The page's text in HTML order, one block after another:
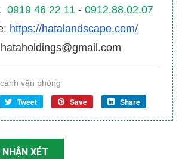
0919 46 22 11 - 0912.88.02.07
https://hatalandscape.com/
văn phòng
Tweet Save Share
XÉT